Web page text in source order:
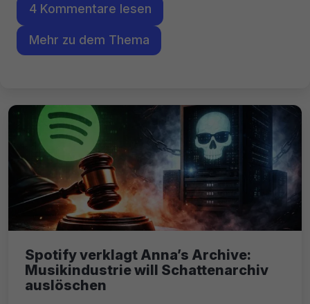
4 Kommentare lesen
Mehr zu dem Thema
Spotify verklagt Anna’s Archive:
Musikindustrie will Schattenarchiv
auslöschen